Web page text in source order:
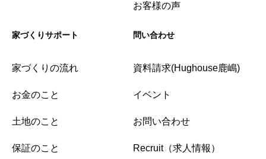
お客様の声
家づくりサポート
家づくりの流れ
お金のこと
土地のこと
保証のこと
問い合わせ
資料請求(Hughouse鹿嶋)
イベント
お問い合わせ
Recruit（求人情報）